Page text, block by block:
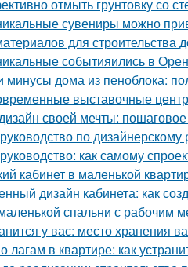
отмыть грунтовку со
сувениры можно
для строительства
событияились в
дома из пеноблока:
выставочные
своей мечты:
по дизайнерскому
как самому
кабинет в маленькой
дизайн кабинета: как
спальни с рабочим
у вас: место хранения
в квартире: как